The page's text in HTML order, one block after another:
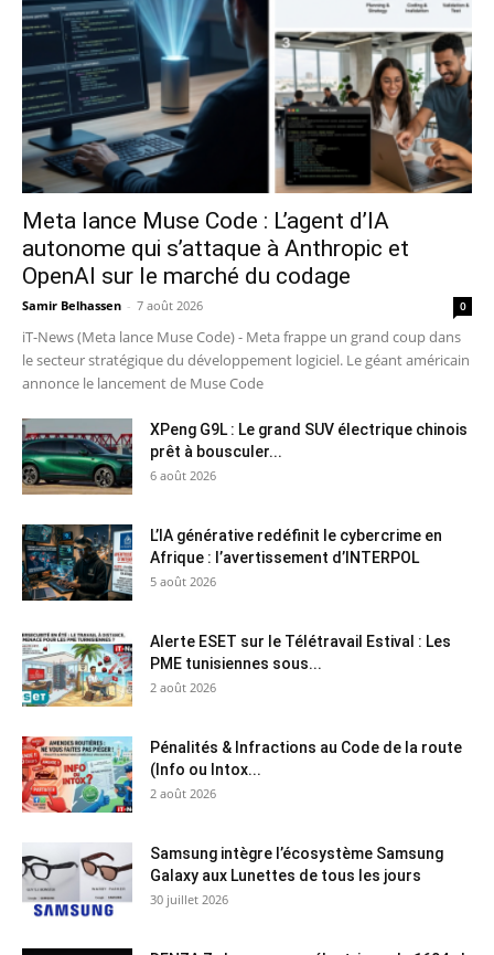
Meta lance Muse Code : L’agent d’IA
autonome qui s’attaque à Anthropic et
OpenAI sur le marché du codage
Samir Belhassen - 7 août 2026 0
iT-News (Meta lance Muse Code) - Meta frappe un grand coup dans
le secteur stratégique du développement logiciel. Le géant américain
annonce le lancement de Muse Code
XPeng G9L : Le grand SUV électrique chinois
prêt à bousculer...
6 août 2026
L’IA générative redéfinit le cybercrime en
Afrique : l’avertissement d’INTERPOL
5 août 2026
Alerte ESET sur le Télétravail Estival : Les
PME tunisiennes sous...
2 août 2026
Pénalités & Infractions au Code de la route
(Info ou Intox...
2 août 2026
Samsung intègre l’écosystème Samsung
Galaxy aux Lunettes de tous les jours
30 juillet 2026